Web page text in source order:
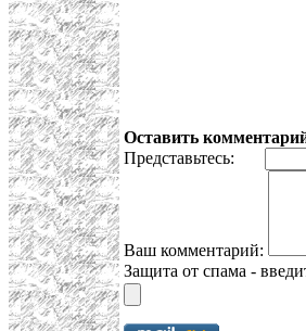
Оставить
Представьтесь:
Ваш комментарий:
Защита от спама -